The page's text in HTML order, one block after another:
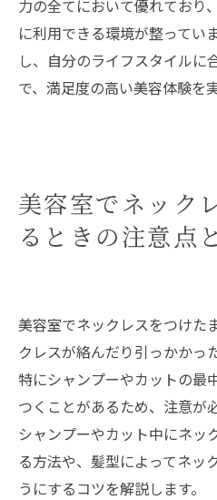
力の全てにおいて優れており
に利用できる環境が整ってい
し、自分のライフスタイルに
で、満足度の高い美容体験を
美容室でネック
るときの注意点
美容室でネックレスをつけた
クレスが絡んだり引っかかっ
特にシャンプーやカットの最
つくことがあるため、注意が
シャンプーやカット中にネッ
る方法や、髪型によってネッ
うにするコツを解説します。